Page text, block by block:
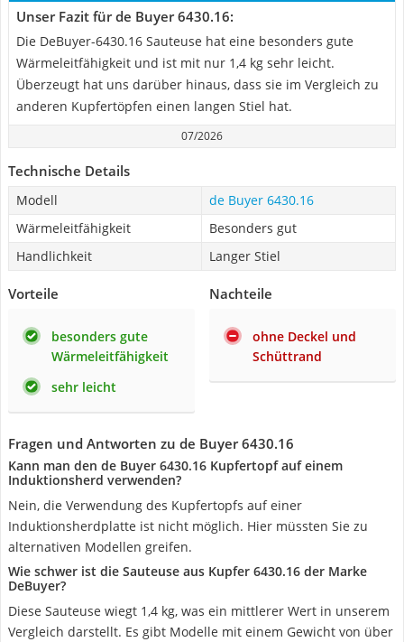
Unser Fazit für de Buyer 6430.16:
Die DeBuyer-6430.16 Sauteuse hat eine besonders gute
Wärmeleitfähigkeit und ist mit nur 1,4 kg sehr leicht.
Überzeugt hat uns darüber hinaus, dass sie im Vergleich zu
anderen Kupfertöpfen einen langen Stiel hat.
07/2026
Technische Details
Modell
de Buyer 6430.16
Wärmeleitfähigkeit
Besonders gut
Handlichkeit
Langer Stiel
Vorteile
besonders gute
Wärmeleitfähigkeit
sehr leicht
Nachteile
ohne Deckel und
Schüttrand
Fragen und Antworten zu de Buyer 6430.16
Kann man den de Buyer 6430.16 Kupfertopf auf einem
Induktionsherd verwenden?
Nein, die Verwendung des Kupfertopfs auf einer
Induktionsherdplatte ist nicht möglich. Hier müssten Sie zu
alternativen Modellen greifen.
Wie schwer ist die Sauteuse aus Kupfer 6430.16 der Marke
DeBuyer?
Diese Sauteuse wiegt 1,4 kg, was ein mittlerer Wert in unserem
Vergleich darstellt. Es gibt Modelle mit einem Gewicht von über